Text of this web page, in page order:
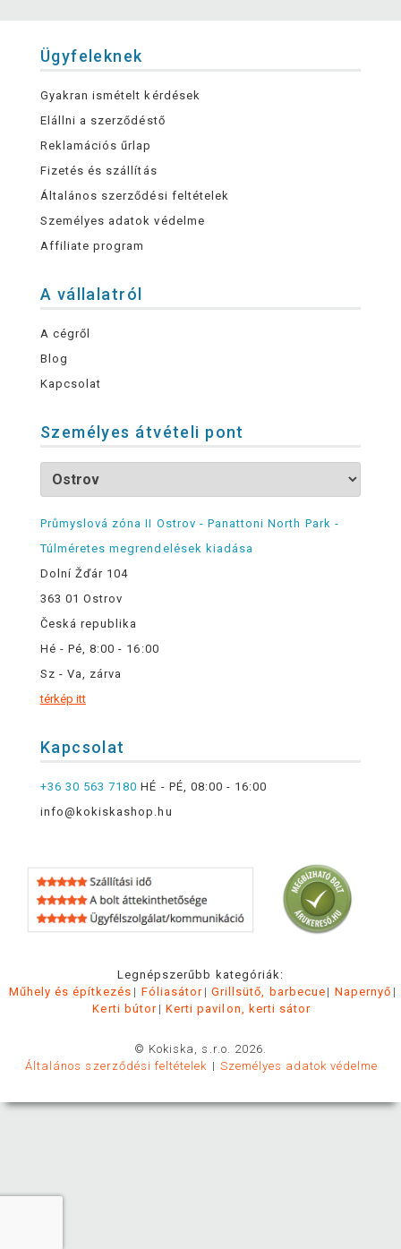
Ügyfeleknek
Gyakran ismételt kérdések
Elállni a szerződéstő
Reklamációs űrlap
Fizetés és szállítás
Általános szerződési feltételek
Személyes adatok védelme
Affiliate program
A vállalatról
A cégről
Blog
Kapcsolat
Személyes átvételi pont
Průmyslová zóna II Ostrov - Panattoni North Park -
Túlméretes megrendelések kiadása
Dolní Žďár 104
363 01 Ostrov
Česká republika
Hé - Pé, 8:00 - 16:00
Sz - Va, zárva
térkép itt
Kapcsolat
+36 30 563 7180 HÉ - PÉ, 08:00 - 16:00
info@kokiskashop.hu
Legnépszerűbb kategóriák:
Műhely és építkezés
Fóliasátor Grillsütő, barbecue
Napernyő
Kerti bútor
Kerti pavilon, kerti sátor
© Kokiska, s.r.o. 2026.
Általános szerződési feltételek
Személyes adatok védelme